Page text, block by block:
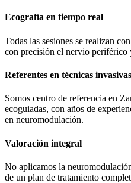
Ecografía en tiempo real
Todas las sesiones se realizan
con precisión el nervio periférico
Referentes en técnicas invasivas
Somos centro de referencia en
ecoguiadas, con años de
en neuromodulación.
Valoración integral
No aplicamos la
de un plan de tratamiento